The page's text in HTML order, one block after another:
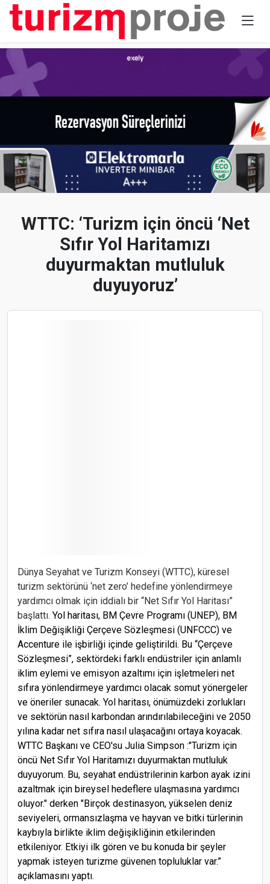
WTTC: ‘Turizm için öncü ‘Net
Sıfır Yol Haritamızı
duyurmaktan mutluluk
duyuyoruz’
Dünya Seyahat ve Turizm Konseyi (WTTC), küresel
turizm sektörünü ‘net zero’ hedefine yönlendirmeye
yardımcı olmak için iddialı bir “Net Sıfır Yol Haritası”
başlattı. Yol haritası, BM Çevre Programı (UNEP), BM
İklim Değişikliği Çerçeve Sözleşmesi (UNFCCC) ve
Accenture ile işbirliği içinde geliştirildi. Bu “Çerçeve
Sözleşmesi”, sektördeki farklı endüstriler için anlamlı
iklim eylemi ve emisyon azaltımı için işletmeleri net
sıfıra yönlendirmeye yardımcı olacak somut yönergeler
ve öneriler sunacak. Yol haritası, önümüzdeki zorlukları
ve sektörün nasıl karbondan arındırılabileceğini ve 2050
yılına kadar net sıfıra nasıl ulaşacağını ortaya koyacak.
WTTC Başkanı ve CEO'su Julia Simpson :"Turizm için
öncü Net Sıfır Yol Haritamızı duyurmaktan mutluluk
duyuyorum. Bu, seyahat endüstrilerinin karbon ayak izini
azaltmak için bireysel hedeflere ulaşmasına yardımcı
oluyor." derken "Birçok destinasyon, yükselen deniz
seviyeleri, ormansızlaşma ve hayvan ve bitki türlerinin
kaybıyla birlikte iklim değişikliğinin etkilerinden
etkileniyor. Etkiyi ilk gören ve bu konuda bir şeyler
yapmak isteyen turizme güvenen topluluklar var.”
açıklamasını yaptı.